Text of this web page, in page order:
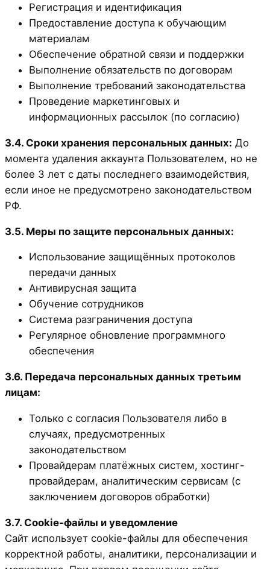
Регистрация и идентификация
Предоставление доступа к обучающим
материалам
Обеспечение обратной связи и поддержки
Выполнение обязательств по договорам
Выполнение требований законодательства
Проведение маркетинговых и
информационных рассылок (по согласию)
3.4. Сроки хранения персональных данных: До
момента удаления аккаунта Пользователем, но не
более 3 лет с даты последнего взаимодействия,
если иное не предусмотрено законодательством
РФ.
3.5. Меры по защите персональных данных:
Использование защищённых протоколов
передачи данных
Антивирусная защита
Обучение сотрудников
Система разграничения доступа
Регулярное обновление программного
обеспечения
3.6. Передача персональных данных третьим
лицам:
Только с согласия Пользователя либо в
случаях, предусмотренных
законодательством
Провайдерам платёжных систем, хостинг-
провайдерам, аналитическим сервисам (с
заключением договоров обработки)
3.7. Cookie-файлы и уведомление
Сайт использует cookie-файлы для обеспечения
корректной работы, аналитики, персонализации и